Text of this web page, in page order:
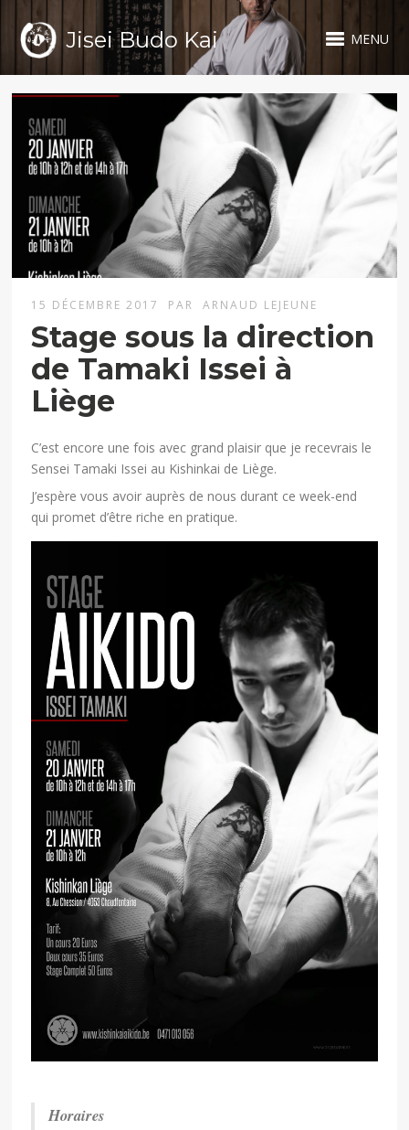
Jisei Budo Kai MENU
15 DÉCEMBRE 2017 PAR ARNAUD LEJEUNE
Stage sous la direction
de Tamaki Issei à
Liège
C’est encore une fois avec grand plaisir que je recevrais le
Sensei Tamaki Issei au Kishinkai de Liège.
J’espère vous avoir auprès de nous durant ce week-end
qui promet d’être riche en pratique.
Horaires